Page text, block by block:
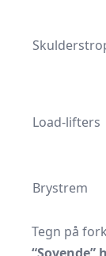
Load-lifters
Brystrem
Tegn på